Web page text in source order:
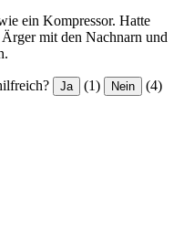
ein Kompressor. Hatte
mit den Nachnarn und
Ja (1) Nein (4)